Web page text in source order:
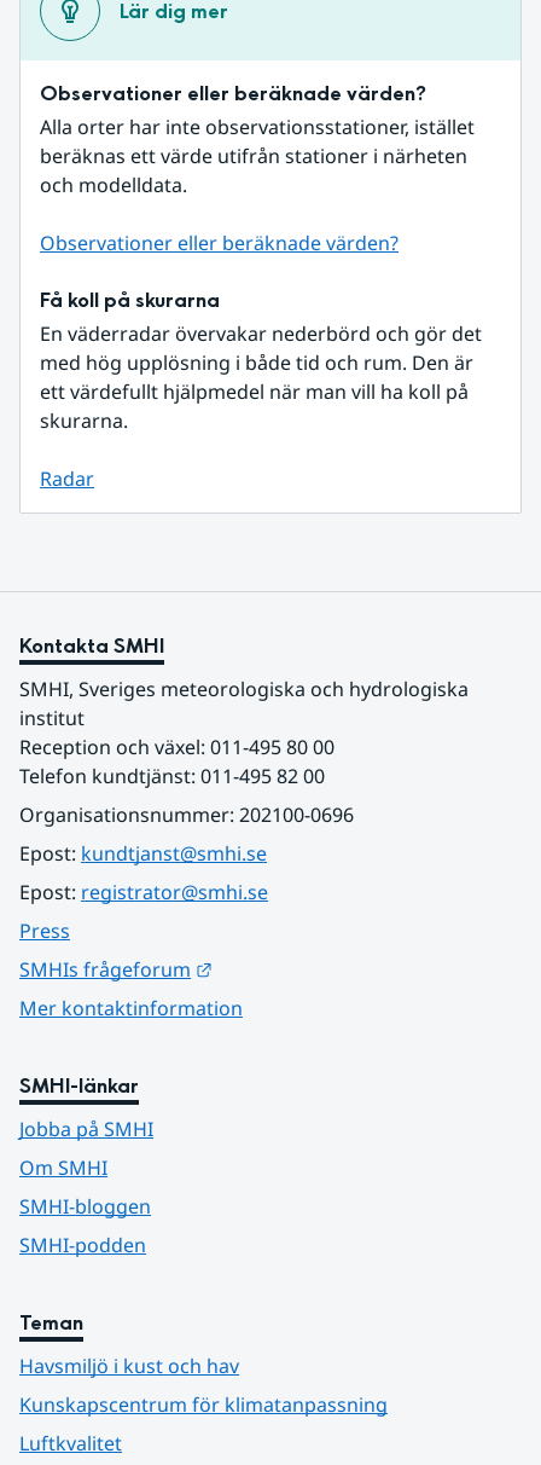
Lär dig mer
Observationer eller beräknade värden?
Alla orter har inte observationsstationer, istället
beräknas ett värde utifrån stationer i närheten
och modelldata.
Observationer eller beräknade värden?
Få koll på skurarna
En väderradar övervakar nederbörd och gör det
med hög upplösning i både tid och rum. Den är
ett värdefullt hjälpmedel när man vill ha koll på
skurarna.
Radar
Kontakta SMHI
SMHI, Sveriges meteorologiska och hydrologiska
institut
Reception och växel: 011-495 80 00
Telefon kundtjänst: 011-495 82 00
Organisationsnummer: 202100-0696
Epost: kundtjanst@smhi.se
Epost: registrator@smhi.se
Press
SMHIs frågeforum
Mer kontaktinformation
SMHI-länkar
Jobba på SMHI
Om SMHI
SMHI-bloggen
SMHI-podden
Teman
Havsmiljö i kust och hav
Kunskapscentrum för klimatanpassning
Luftkvalitet